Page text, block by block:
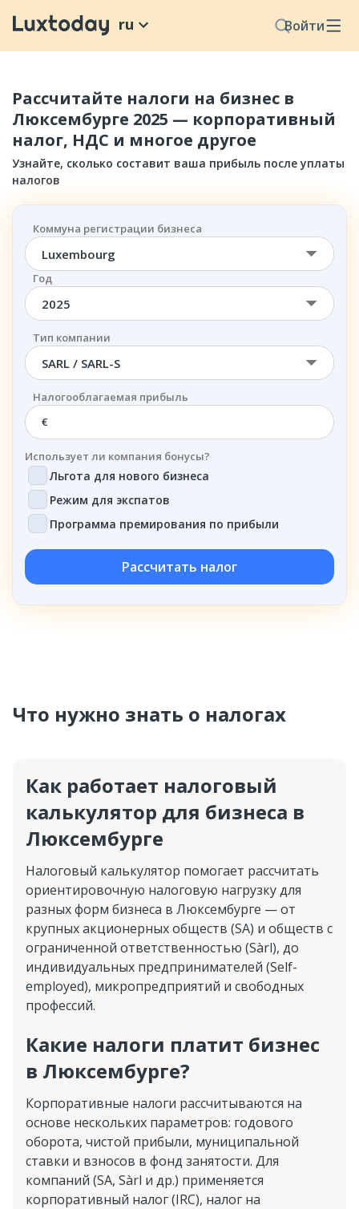
Войти
ru
Рассчитайте налоги на бизнес в
Люксембурге 2025 — корпоративный
налог, НДС и многое другое
Узнайте, сколько составит ваша прибыль после уплаты
налогов
Коммуна регистрации бизнеса
Luxembourg
Год
2025
Тип компании
SARL / SARL-S
Налогооблагаемая прибыль
€
Использует ли компания бонусы?
Льгота для нового бизнеса
Режим для экспатов
Программа премирования по прибыли
Рассчитать налог
Что нужно знать о налогах
Как работает налоговый
калькулятор для бизнеса в
Люксембурге
Налоговый калькулятор помогает рассчитать
ориентировочную налоговую нагрузку для
разных форм бизнеса в Люксембурге — от
крупных акционерных обществ (SA) и обществ с
ограниченной ответственностью (Sàrl), до
индивидуальных предпринимателей (Self-
employed), микропредприятий и свободных
профессий.
Какие налоги платит бизнес
в Люксембурге?
Корпоративные налоги рассчитываются на
основе нескольких параметров: годового
оборота, чистой прибыли, муниципальной
ставки и взносов в фонд занятости. Для
компаний (SA, Sàrl и др.) применяется
корпоративный налог (IRC), налог на